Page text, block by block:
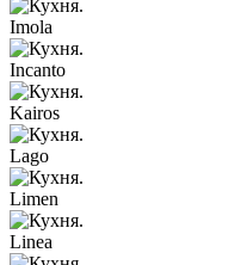
Imola
Incanto
Kairos
Lago
Limen
Linea